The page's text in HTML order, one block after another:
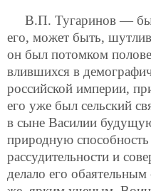
В.П. Тугаринов —
его, может быть,
он был потомком
влившихся в
российской империи,
его уже был сельский
в сыне Василии
природную
рассудительности и
делало его